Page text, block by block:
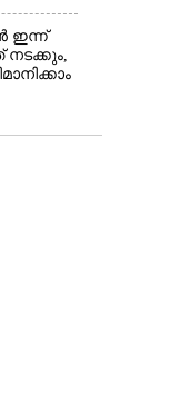
ഇന്ന്
നടക്കും,